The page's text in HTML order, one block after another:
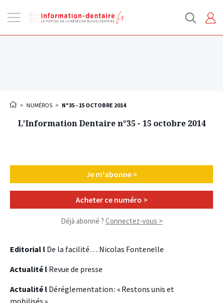
la
> NUMÉROS > N°35 - 15 OCTOBRE 2014
L'Information Dentaire n°35 - 15 octobre 2014
Je m'abonne >
Acheter ce numéro >
Déjà abonné ? Connectez-vous >
Editorial l De la facilité… Nicolas Fontenelle
Actualité l Revue de presse
Actualité l Déréglementation : « Restons unis et
mobilisés »